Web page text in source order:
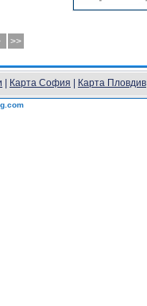
>>
| Карта София | Карта Пловдив